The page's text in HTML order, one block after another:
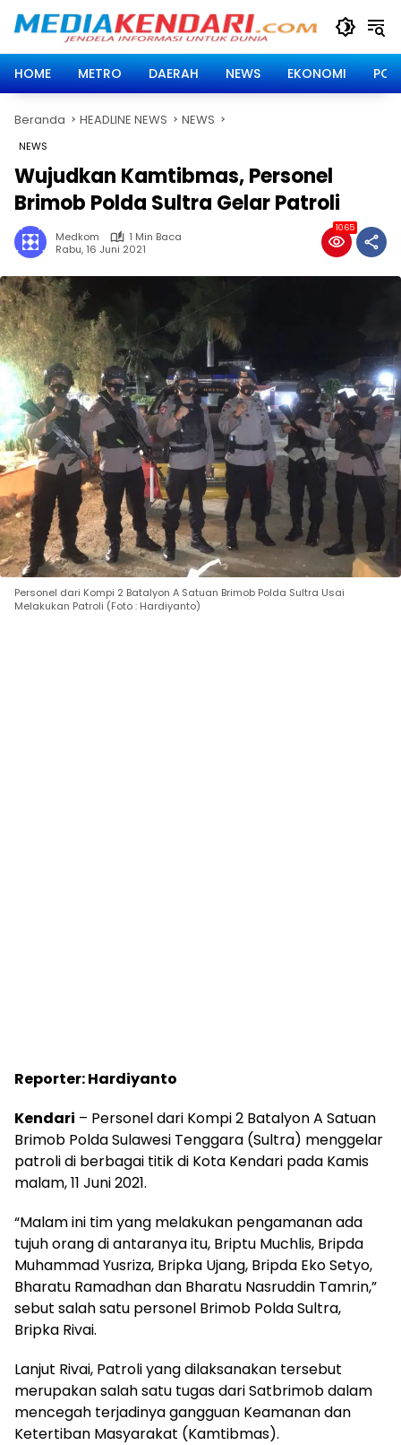
HOME
METRO DAERAH NEWS EKONOMI
Beranda HEADLINE NEWS NEWS
NEWS
Wujudkan Kamtibmas, Personel
Brimob Polda Sultra Gelar Patroli
Medkom
1 Min Baca
Rabu, 16 Juni 2021
1065
Personel dari Kompi 2 Batalyon A Satuan Brimob Polda Sultra Usai
Melakukan Patroli (Foto : Hardiyanto)
Reporter: Hardiyanto
Kendari – Personel dari Kompi 2 Batalyon A Satuan
Brimob Polda Sulawesi Tenggara (Sultra) menggelar
patroli di berbagai titik di Kota Kendari pada Kamis
malam, 11 Juni 2021.
“Malam ini tim yang melakukan pengamanan ada
tujuh orang di antaranya itu, Briptu Muchlis, Bripda
Muhammad Yusriza, Bripka Ujang, Bripda Eko Setyo,
Bharatu Ramadhan dan Bharatu Nasruddin Tamrin,”
sebut salah satu personel Brimob Polda Sultra,
Bripka Rivai.
Lanjut Rivai, Patroli yang dilaksanakan tersebut
merupakan salah satu tugas dari Satbrimob dalam
mencegah terjadinya gangguan Keamanan dan
Ketertiban Masyarakat (Kamtibmas).